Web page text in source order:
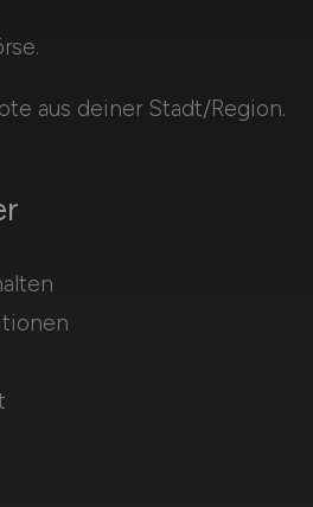
aus deiner Stadt/Region.